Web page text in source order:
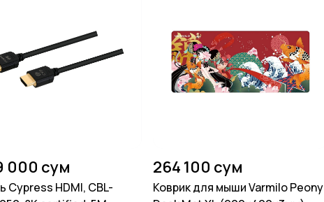
000 сум
Cypress HDMI, CBL-
264 100 сум
Коврик для мыши Varmilo Peony